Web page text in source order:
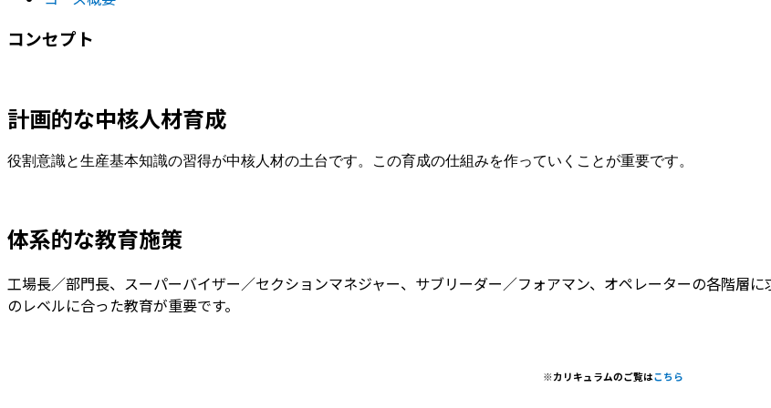
コンセプト
計画的な中核人材育成
役割意識と生産基本知識の習得が中核人材の土台です。この育成の仕組みを作っていくことが重要です。
体系的な教育施策
工場長／部門長、スーパーバイザー／セクションマネジャー、サブリーダー／フォアマン、オペレーターの各階層
のレベルに合った教育が重要です。
※カリキュラムのご覧はこちら